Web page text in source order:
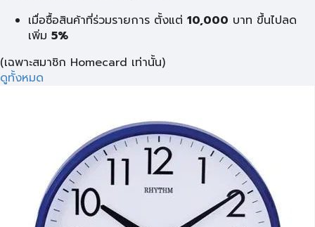
เมื่อซื้อสินค้าที่ร่วมรายการ ตั้งแต่ 10,000 บาท ขึ้นไปลด
เพิ่ม 5%
(เฉพาะสมาชิก Homecard เท่านั้น)
ดูทั้งหมด